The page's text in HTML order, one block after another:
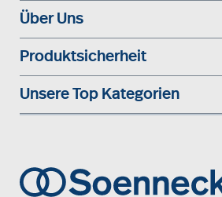
Über Uns
Produktsicherheit
Unsere Top Kategorien